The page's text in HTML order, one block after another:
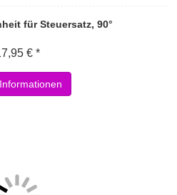
für Steuersatz, 90°
€ *